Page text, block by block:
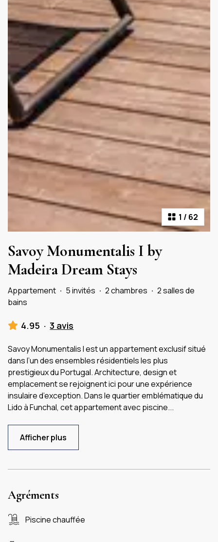
1 / 62
Savoy Monumentalis I by
Madeira Dream Stays
Appartement · 5 invités · 2 chambres · 2 salles de
bains
4.95 · 3 avis
Savoy Monumentalis I est un appartement exclusif situé
dans l’un des ensembles résidentiels les plus
prestigieux du Portugal. Architecture, design et
emplacement se rejoignent ici pour une expérience
insulaire d’exception. Dans le quartier emblématique du
Lido à Funchal, cet appartement avec piscine...
Afficher plus
Agréments
Piscine chauffée